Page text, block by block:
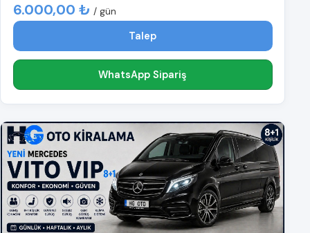
6.000,00 ₺ / gün
Talep
WhatsApp Sipariş